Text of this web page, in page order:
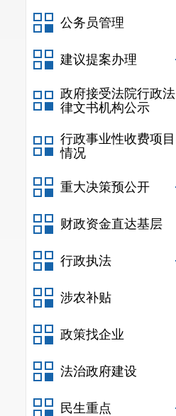
公务员管理
建议提案办理
政府接受法院行政法
律文书机构公示
行政事业性收费项目
情况
重大决策预公开
财政资金直达基层
行政执法
涉农补贴
政策找企业
法治政府建设
民生重点